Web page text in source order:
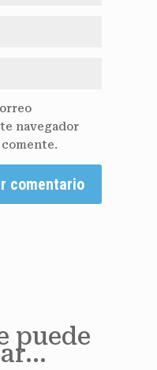
navegador
comentario
puede